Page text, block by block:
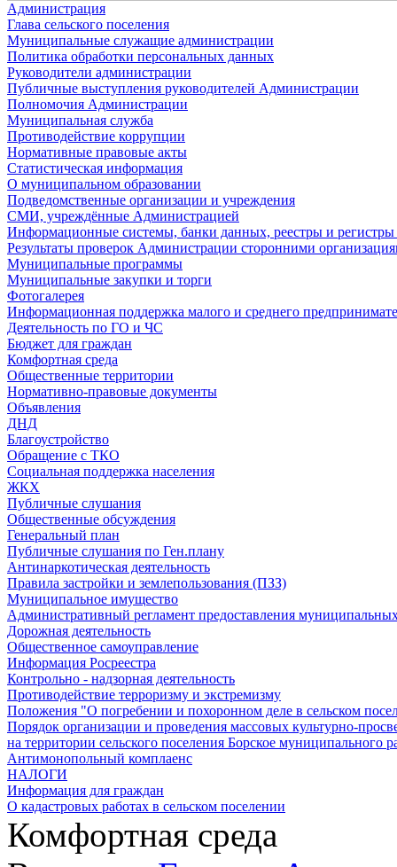
Администрация
Глава сельского поселения
Муниципальные служащие администрации
Политика обработки персональных данных
Руководители администрации
Публичные выступления руководителей Администрации
Полномочия Администрации
Муниципальная служба
Противодействие коррупции
Нормативные правовые акты
Статистическая информация
О муниципальном образовании
Подведомственные организации и учреждения
СМИ, учреждённые Администрацией
Информационные системы, банки данных, реестры и
Результаты проверок Администрации сторонними
Муниципальные программы
Муниципальные закупки и торги
Фотогалерея
Информационная поддержка малого и среднего
Деятельность по ГО и ЧС
Бюджет для граждан
Комфортная среда
Общественные территории
Нормативно-правовые документы
Объявления
ДНД
Благоустройство
Обращение с ТКО
Социальная поддержка населения
ЖКХ
Публичные слушания
Общественные обсуждения
Генеральный план
Публичные слушания по Ген.плану
Антинаркотическая деятельность
Правила застройки и землепользования (ПЗЗ)
Муниципальное имущество
Административный регламент предоставления
Дорожная деятельность
Общественное самоуправление
Информация Росреестра
Контрольно - надзорная деятельность
Противодействие терроризму и экстремизму
Положения "О погребении и похоронном деле в сельском
Порядок организации и проведения массовых культурно-
на территории сельского поселения Борское муниципального
Антимонопольный комплаенс
НАЛОГИ
Информация для граждан
О кадастровых работах в сельском поселении
Комфортная среда